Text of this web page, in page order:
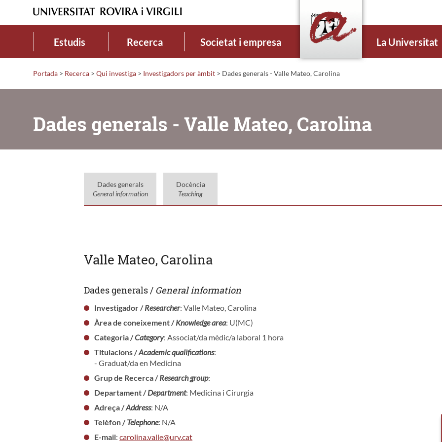
Estudis Recerca Societat i empresa La Universitat
Portada > Recerca > Qui investiga > Investigadors per àmbit > Dades generals - Valle Mateo, Carolina
Dades generals - Valle Mateo, Carolina
Dades generals
General information
Docència
Teaching
Valle Mateo, Carolina
Dades generals / General information
Investigador /Researcher: Valle Mateo, Carolina
Àrea de coneixement /Knowledge area: U(MC)
Categoria /Category: Associat/da mèdic/a laboral 1 hora
Titulacions /Academic qualifications:
- Graduat/da en Medicina
Grup de Recerca /Research group:
Departament /Department: Medicina i Cirurgia
Adreça /Address: N/A
Telèfon /Telephone: N/A
E-mail:carolina.valle@urv.cat